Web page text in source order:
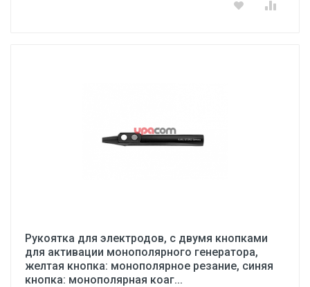
Рукоятка для электродов, с двумя кнопками
для активации монополярного генератора,
желтая кнопка: монополярное резание, синяя
кнопка: монополярная коаг...